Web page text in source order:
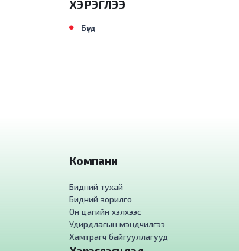
ХЭРЭГЛЭЭ
Бүгд
Компани
Бидний тухай
Бидний зорилго
Он цагийн хэлхээс
Удирдлагын мэндчилгээ
Хамтрагч байгууллагууд